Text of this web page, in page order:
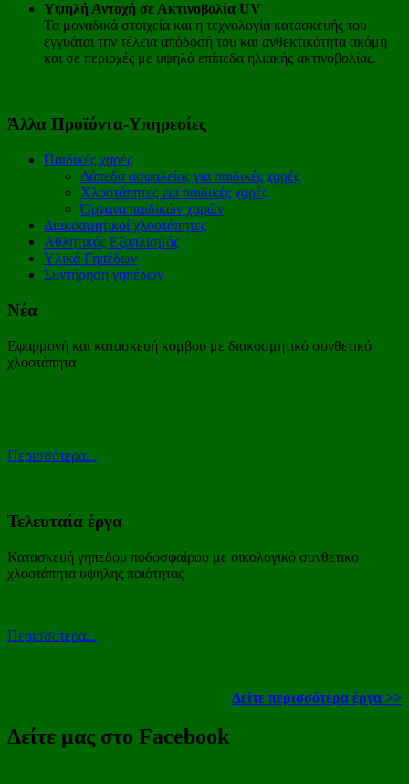
Υψηλή Αντοχή σε Ακτινοβολία UV
Τα μοναδικά στοιχεία και η τεχνολογία κατασκευής του
εγγυάται την τέλεια απόδοσή του και ανθεκτικότητα ακόμη
και σε περιοχές με υψηλά επίπεδα ηλιακής ακτινοβολίας.
Άλλα Προϊόντα-Υπηρεσίες
Παιδικές χαρές
Δάπεδα ασφαλείας για παιδικές χαρές
Χλοοτάπητες για παιδικές χαρές
Όργανα παιδικών χαρών
Διακοσμητικοί χλοοτάπητες
Αθλητικός Εξοπλισμός
Υλικά Γηπέδων
Συντήρηση γηπέδων
Νέα
Εφαρμογή και κατασκευή κόμβου με διακοσμητικό συνθετικό
χλοοτάπητα
Περισσότερα...
Τελευταία έργα
Κατασκευή γηπεδου ποδοσφαίρου με οικολογικό συνθετικο
χλοοτάπητα υψηλης ποιότητας
Περισσότερα...
Δείτε περισσότερα έργα >>
Δείτε μας στο Facebook